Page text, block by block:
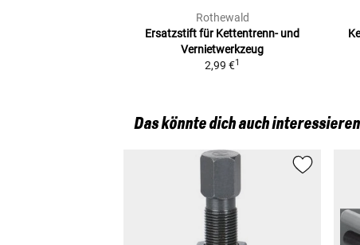
Rothewald
Ersatzstiftfür Kettentrenn- und
Vernietwerkzeug
2,99 €1
Das könnte dich auch interessieren